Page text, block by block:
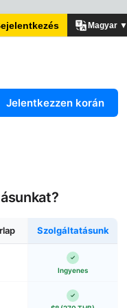
Magyar ▼
Jelentkezzen korán
Szolgáltatásunk
Ingyenes